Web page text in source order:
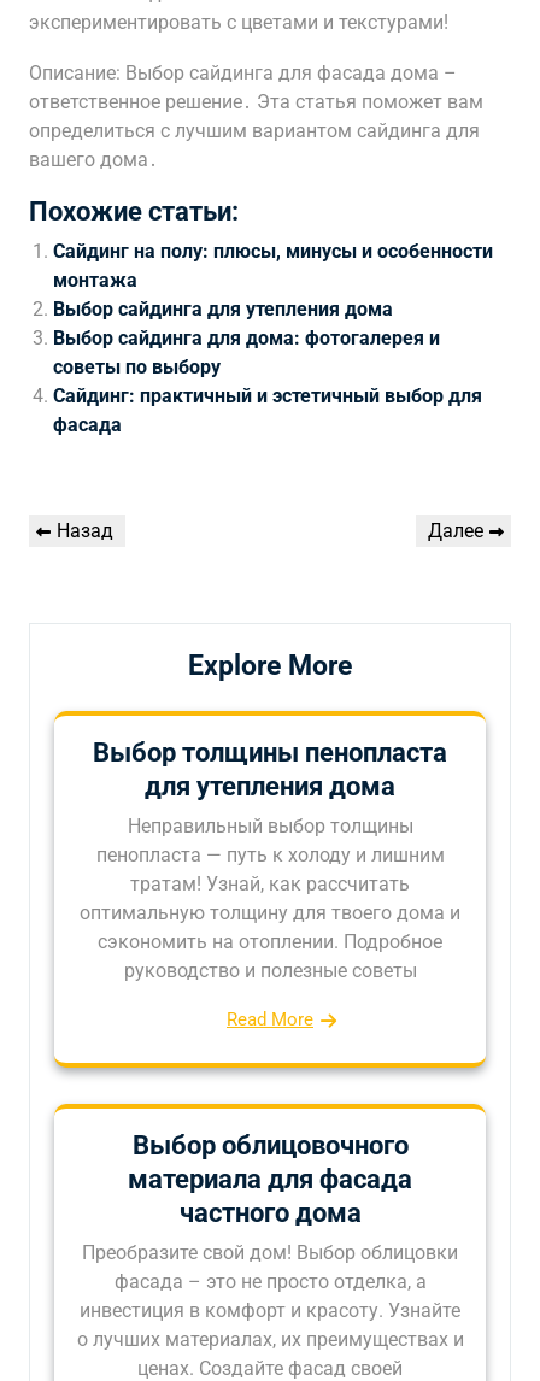
экспериментировать с цветами и текстурами!
Описание: Выбор сайдинга для фасада дома –
ответственное решение․ Эта статья поможет вам
определиться с лучшим вариантом сайдинга для
вашего дома․
Похожие статьи:
Сайдинг на полу: плюсы, минусы и особенности
монтажа
Выбор сайдинга для утепления дома
Выбор сайдинга для дома: фотогалерея и
советы по выбору
Сайдинг: практичный и эстетичный выбор для
фасада
Предыдущая
Назад
Следующая
Далее
Explore More
Выбор толщины пенопласта
для утепления дома
Неправильный выбор толщины
пенопласта — путь к холоду и лишним
тратам! Узнай, как рассчитать
оптимальную толщину для твоего дома и
сэкономить на отоплении. Подробное
руководство и полезные советы
Read More
Выбор облицовочного
материала для фасада
частного дома
Преобразите свой дом! Выбор облицовки
фасада – это не просто отделка, а
инвестиция в комфорт и красоту. Узнайте
о лучших материалах, их преимуществах и
ценах. Создайте фасад своей